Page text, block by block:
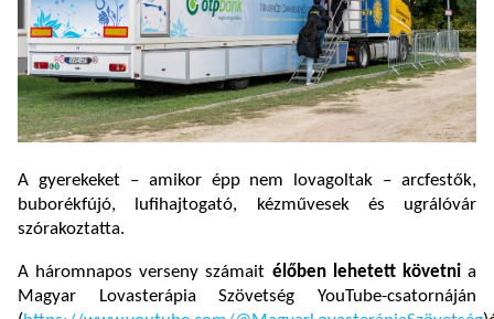
A gyerekeket – amikor épp nem lovagoltak – arcfestők,
buborékfújó, lufihajtogató, kézművesek és ugrálóvár
szórakoztatta.
A háromnapos verseny számait élőben lehetett követnia
Magyar Lovasterápia Szövetség YouTube-csatornáján